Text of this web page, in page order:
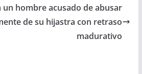
un hombre acusado de abusar
de su hijastra con retraso
madurativo